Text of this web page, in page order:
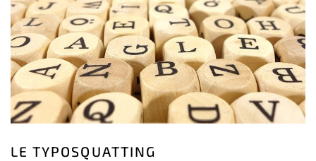
LE TYPOSQUATTING